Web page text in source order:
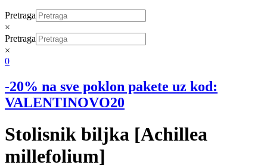
Pretraga
×
Pretraga
×
0
-20% na sve poklon pakete uz kod:
VALENTINOVO20
Stolisnik biljka [Achillea
millefolium]